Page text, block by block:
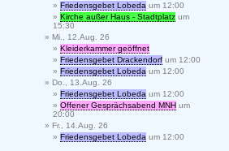
Friedensgebet Lobeda um 12:00
Kirche außer Haus - Stadtplatz um
15:30
Mi., 12.Aug. 26
Kleiderkammer geöffnet
Friedensgebet Drackendorf um 12:00
Friedensgebet Lobeda um 12:00
Do., 13.Aug. 26
Friedensgebet Lobeda um 12:00
Offener Gesprächsabend MNH um
20:00
Fr., 14.Aug. 26
Friedensgebet Lobeda um 12:00